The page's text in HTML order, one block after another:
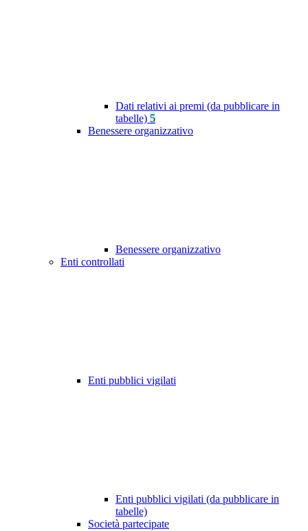
Dati relativi ai premi (da pubblicare in
tabelle) 5
Benessere organizzativo
Benessere organizzativo
Enti controllati
Enti pubblici vigilati
Enti pubblici vigilati (da pubblicare in
tabelle)
Società partecipate